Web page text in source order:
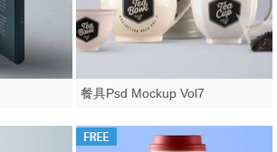
餐具Psd Mockup Vol7